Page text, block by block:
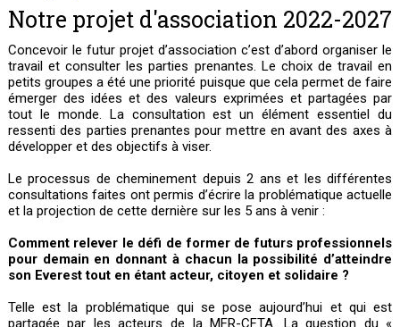
Notre projet d'association 2022-2027
Concevoir le futur projet d’association c’est d’abord organiser le
travail et consulter les parties prenantes. Le choix de travail en
petits groupes a été une priorité puisque que cela permet de faire
émerger des idées et des valeurs exprimées et partagées par
tout le monde. La consultation est un élément essentiel du
ressenti des parties prenantes pour mettre en avant des axes à
développer et des objectifs à viser.
Le processus de cheminement depuis 2 ans et les différentes
consultations faites ont permis d’écrire la problématique actuelle
et la projection de cette dernière sur les 5 ans à venir :
Comment relever le défi de former de futurs professionnels
pour demain en donnant à chacun la possibilité d’atteindre
son Everest tout en étant acteur, citoyen et solidaire ?
Telle est la problématique qui se pose aujourd’hui et qui est
partagée par les acteurs de la MFR-CFTA. La question du «